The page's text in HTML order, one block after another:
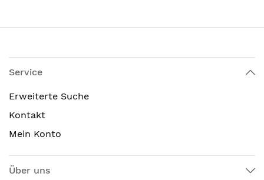
Service
Erweiterte Suche
Kontakt
Mein Konto
Über uns